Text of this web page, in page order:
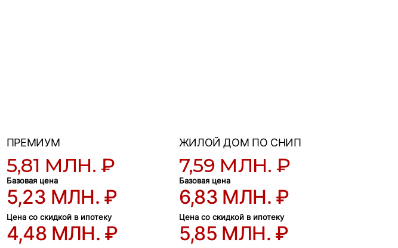
ПРЕМИУМ
5,81 МЛН. ₽
Базовая цена
5,23 МЛН. ₽
Цена со скидкой в ипотеку
4,48 МЛН. ₽
ЖИЛОЙ ДОМ ПО СНИП
7,59 МЛН. ₽
Базовая цена
6,83 МЛН. ₽
Цена со скидкой в ипотеку
5,85 МЛН. ₽